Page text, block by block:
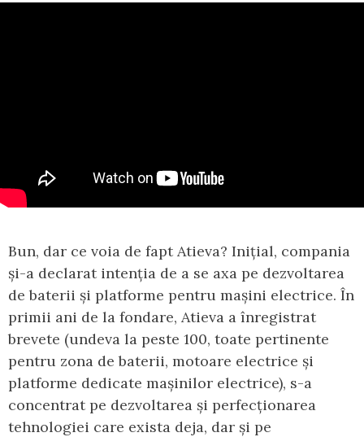
Bun, dar ce voia de fapt Atieva? Inițial, compania
și-a declarat intenția de a se axa pe dezvoltarea
de baterii și platforme pentru mașini electrice. În
primii ani de la fondare, Atieva a înregistrat
brevete (undeva la peste 100, toate pertinente
pentru zona de baterii, motoare electrice și
platforme dedicate mașinilor electrice), s-a
concentrat pe dezvoltarea și perfecționarea
tehnologiei care exista deja, dar și pe